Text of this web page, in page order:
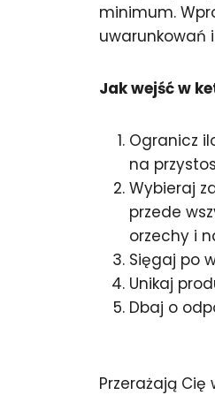
minimum.
uwarunkowań
Jak wejść w
Ogranicz
na
Wybieraj
przede
orzechy i
Sięgaj po
Unikaj
Dbaj o
Przerażają